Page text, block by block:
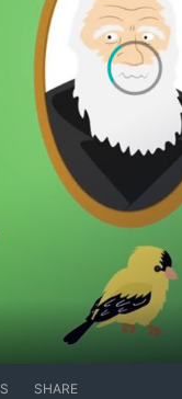
SHARE